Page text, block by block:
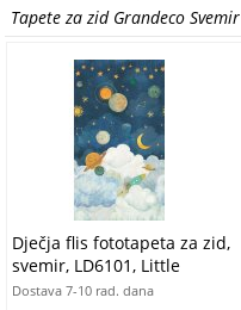
Tapete za zid Grandeco Svemir
Dječja flis fototapeta za zid,
svemir, LD6101, Little
Dreamers, Grandeco | Ljepilo
Dostava 7-10 rad. dana